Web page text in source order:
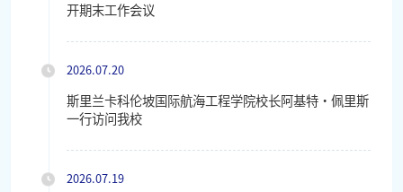
开期末工作会议
2026.07.20
斯里兰卡科伦坡国际航海工程学院校长阿基特・佩里斯
一行访问我校
2026.07.19